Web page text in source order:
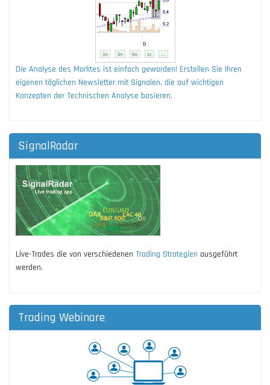
Die Analyse des Marktes ist einfach geworden! Erstellen Sie Ihren
eigenen täglichen Newsletter mit Signalen, die auf wichtigen
Konzepten der Technischen Analyse basieren.
SignalRadar
Live-Trades die von verschiedenen Trading Strategien ausgeführt
werden.
Trading Webinare